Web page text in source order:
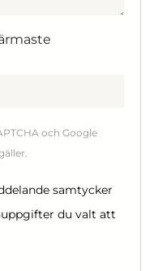
och Google
samtycker
du valt att